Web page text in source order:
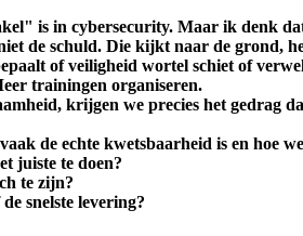
is in cybersecurity. Maar ik denk
de schuld. Die kijkt naar de grond,
of veiligheid wortel schiet of
trainingen organiseren.
krijgen we precies het gedrag
de echte kwetsbaarheid is en hoe
juiste te doen?
te zijn?
snelste levering?